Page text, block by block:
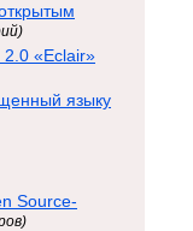
2.0 «Eclair»
языку
Source-